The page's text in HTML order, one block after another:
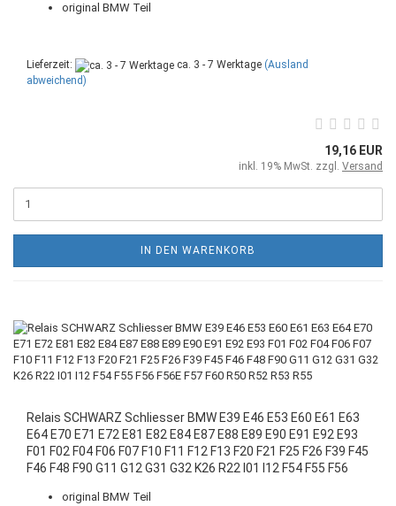
original BMW Teil
Lieferzeit: ca. 3 - 7 Werktage (Ausland
abweichend)
19,16 EUR
inkl. 19% MwSt. zzgl. Versand
IN DEN WARENKORB
Relais SCHWARZ Schliesser BMW E39 E46 E53 E60 E61 E63
E64 E70 E71 E72 E81 E82 E84 E87 E88 E89 E90 E91 E92 E93
F01 F02 F04 F06 F07 F10 F11 F12 F13 F20 F21 F25 F26 F39 F45
F46 F48 F90 G11 G12 G31 G32 K26 R22 I01 I12 F54 F55 F56
original BMW Teil